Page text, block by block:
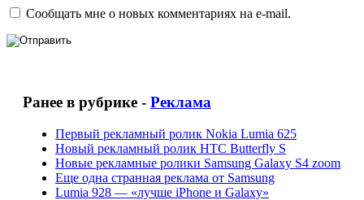
Сообщать мне о новых комментариях на e-mail.
Ранее в рубрике - Реклама
Первый рекламный ролик Nokia Lumia 625
Новый рекламный ролик HTC Butterfly S
Новые рекламные ролики Samsung Galaxy S4 zoom
Еще одна странная реклама от Samsung
Lumia 928 — «лучше iPhone и Galaxy»